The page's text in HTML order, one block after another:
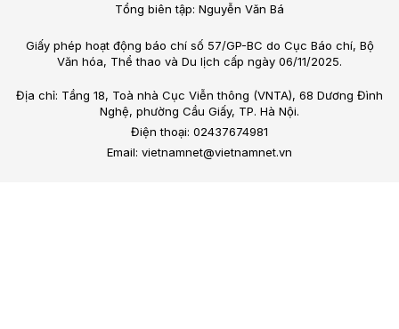
Tổng biên tập: Nguyễn Văn Bá
Giấy phép hoạt động báo chí số 57/GP-BC do Cục Báo chí, Bộ
Văn hóa, Thể thao và Du lịch cấp ngày 06/11/2025.
Địa chỉ: Tầng 18, Toà nhà Cục Viễn thông (VNTA), 68 Dương Đình
Nghệ, phường Cầu Giấy, TP. Hà Nội.
Điện thoại: 02437674981
Email: vietnamnet@vietnamnet.vn